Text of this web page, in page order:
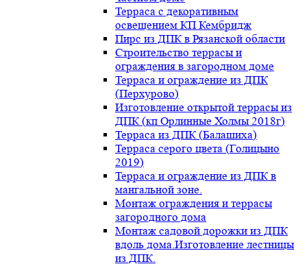
Терраса с декоративным
освещением КП Кембридж
Пирс из ДПК в Рязанской области
Строительство террасы и
ограждения в загородном доме
Терраса и ограждение из ДПК
(Перхурово)
Изготовление открытой террасы из
ДПК (кп Орлинные Холмы 2018г)
Терраса из ДПК (Балашиха)
Терраса серого цвета (Голицыно
2019)
Терраса и ограждение из ДПК в
мангальной зоне.
Монтаж ограждения и террасы
загородного дома
Монтаж садовой дорожки из ДПК
вдоль дома.Изготовление лестницы
из ДПК.